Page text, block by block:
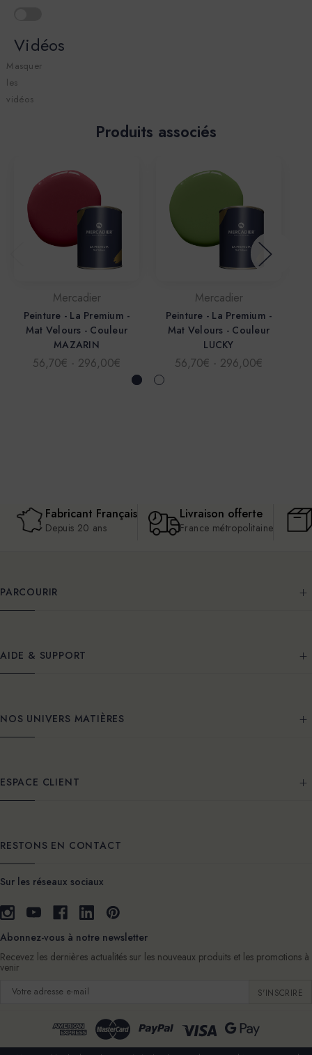
Vidéos
Masquer
les
vidéos
Produits associés
Mercadier
Peinture - La Premium -
Mat Velours - Couleur
MAZARIN
56,70€ - 296,00€
Mercadier
Peinture - La Premium -
Mat Velours - Couleur
LUCKY
56,70€ - 296,00€
Fabricant Français
Depuis 20 ans
Livraison offerte
France métropolitaine
PARCOURIR
AIDE & SUPPORT
NOS UNIVERS MATIÈRES
ESPACE CLIENT
RESTONS EN CONTACT
Sur les réseaux sociaux
Abonnez-vous à notre newsletter
Recevez les dernières actualités sur les nouveaux produits et les promotions à
venir
Adresse